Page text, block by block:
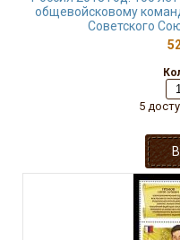
общевойсковому
Советского
5